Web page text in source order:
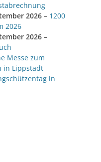
2026 – 1200
2026
2026 –
Messe zum
in Lippstadt
in